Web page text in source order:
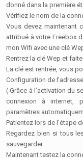
donné dans la première
Vérifiez le nom de la
Vous devez maintenant
attribué à votre Freebox
mon Wifi avec une clé
Rentrez la clé Wep et
La clé est rentrée, vous
Configuration de
( Grâce à l’activation du
connexion à internet,
paramètres
Patientez lors de l’étape
Regardez bien si tous
sauvegarder :
Maintenant testez la